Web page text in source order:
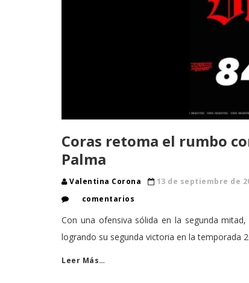
Coras retoma el rumbo
Palma
Valentina Corona 13 de septiembre de
comentarios
Con una ofensiva sólida en la segunda
logrando su segunda victoria en la temporada
Leer Más…